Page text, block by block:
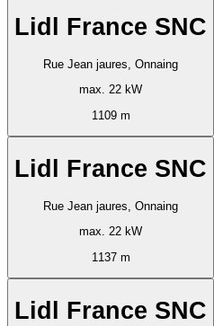
Lidl France SNC
Rue Jean jaures, Onnaing
max. 22 kW
1109 m
Lidl France SNC
Rue Jean jaures, Onnaing
max. 22 kW
1137 m
Lidl France SNC